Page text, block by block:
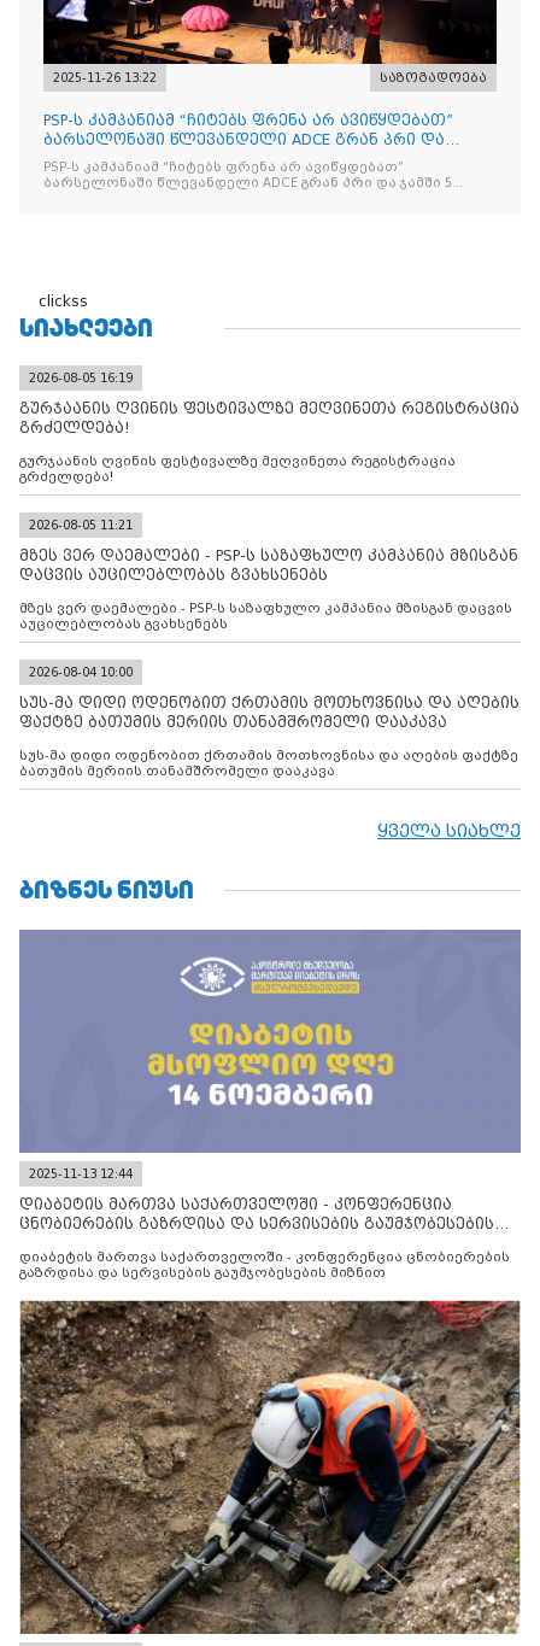
2025-11-26 13:22 საზოგადოება
PSP-ს კამპანიამ “ჩიტებს ფრენა არ ავიწყდებათ”
ბარსელონაში წლევანდელი ADCE გრან პრი და
ჯამში 5 ჯილდო მ
PSP-ს კამპანიამ “ჩიტებს ფრენა არ ავიწყდებათ”
ბარსელონაში წლევანდელი ADCE გრან პრი და ჯამში 5
clickss
ᲡᲘᲐᲮᲚᲔᲔᲑᲘ
2026-08-05 16:19
გურჯაანის ღვინის ფესტივალზე მეღვინეთა რეგისტრაცია
გრძელდება!
გურჯაანის ღვინის ფესტივალზე მეღვინეთა რეგისტრაცია
გრძელდება!
2026-08-05 11:21
მზეს ვერ დაემალები - PSP-ს საზაფხულო კამპანია მზისგან
დაცვის აუცილებლობას გვახსენებს
მზეს ვერ დაემალები - PSP-ს საზაფხულო კამპანია მზისგან დაცვის
აუცილებლობას გვახსენებს
2026-08-04 10:00
სუს-მა დიდი ოდენობით ქრთამის მოთხოვნისა და აღების
ფაქტზე ბათუმის მერიის თანამშრომელი დააკავა
სუს-მა დიდი ოდენობით ქრთამის მოთხოვნისა და აღების ფაქტზე
ბათუმის მერიის თანამშრომელი დააკავა
ყველა სიახლე
ᲑᲘᲖᲜᲔᲡ ᲜᲘᲣᲡᲘ
2025-11-13 12:44
დიაბეტის მართვა საქართველოში - კონფერენცია
ცნობიერების გაზრდისა და სერვისების გაუმჯობესების
დიაბეტის მართვა საქართველოში - კონფერენცია ცნობიერების
გაზრდისა და სერვისების გაუმჯობესების მიზნით